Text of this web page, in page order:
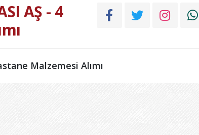
AŞ - 4
Malzemesi Alımı